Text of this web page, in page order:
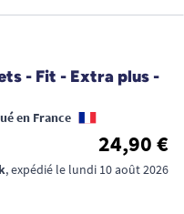
- Fit - Extra plus -
en France
24,90 €
, expédié le lundi 10 août 2026